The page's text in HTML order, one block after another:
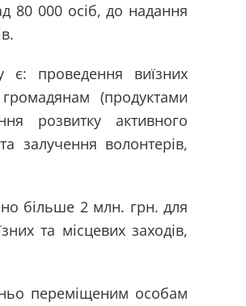
80 000 осіб, до надання
є: проведення виїзних
(продуктами
розвитку активного
залучення волонтерів,
більше 2 млн. грн. для
та місцевих заходів,
переміщеним особам